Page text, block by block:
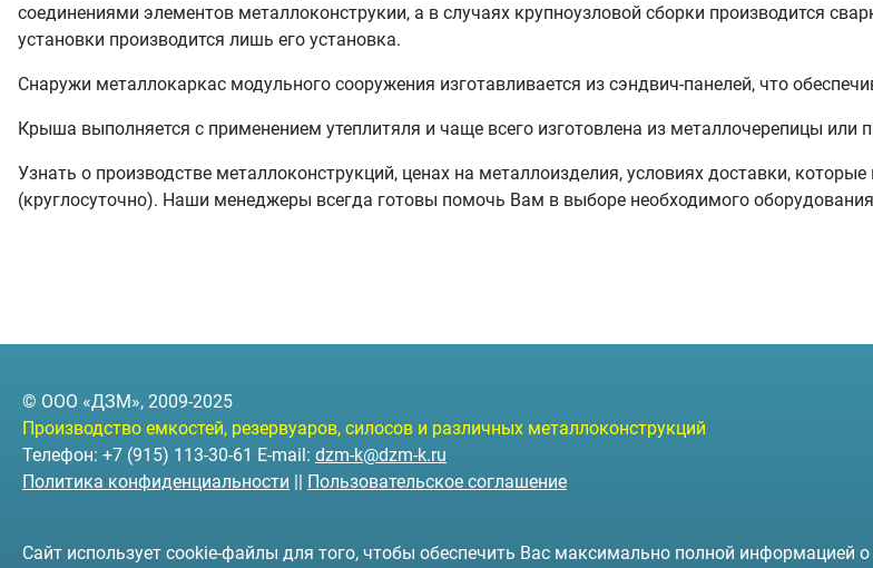
соединениями элементов металлоконструкии, а в случаях крупноузловой сборки производится
установки производится лишь его установка.
Снаружи металлокаркас модульного сооружения изготавливается из сэндвич-панелей, что
Крыша выполняется с применением утеплитяля и чаще всего изготовлена из металлочерепицы или
Узнать о производстве металлоконструкций, ценах на металлоизделия, условиях доставки,
(круглосуточно). Наши менеджеры всегда готовы помочь Вам в выборе необходимого
© ООО «ДЗМ», 2009-2025
Производство емкостей, резервуаров, силосов и различных металлоконструкций
Телефон: +7 (915) 113-30-61 E-mail: dzm-k@dzm-k.ru
Политика конфиденциальности || Пользовательское соглашение
Сайт использует cookie-файлы для того, чтобы обеспечить Вас максимально полной